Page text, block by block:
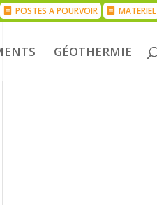
POSTES A POURVOIR MATERIEL
GÉOTHERMIE